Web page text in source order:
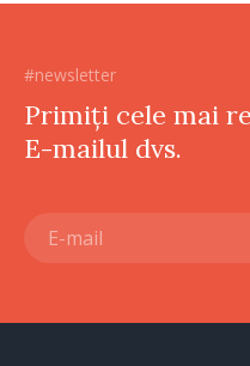
#newsletter
Primiți cele mai
E-mailul dvs.